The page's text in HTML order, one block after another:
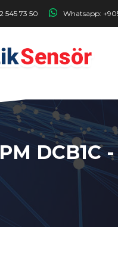
- DCB1C425
545 73 50 Whatsapp:
DCB1C